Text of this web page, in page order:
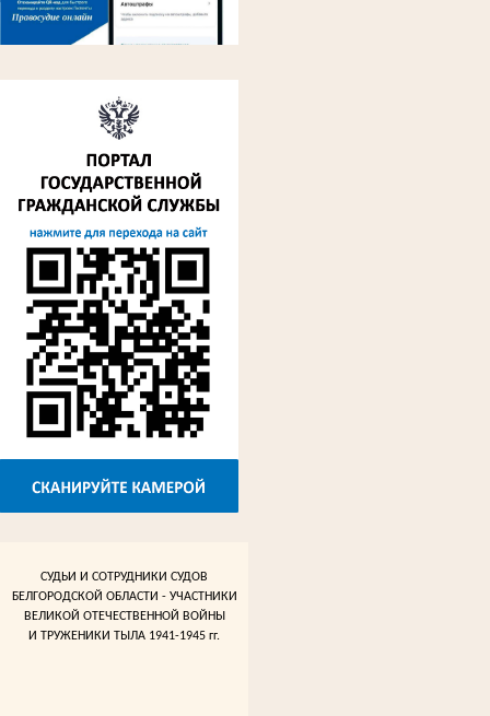
СУДЬИ И СОТРУДНИКИ СУДОВ
БЕЛГОРОДСКОЙ ОБЛАСТИ - УЧАСТНИКИ
ВЕЛИКОЙ ОТЕЧЕСТВЕННОЙ ВОЙНЫ
И ТРУЖЕНИКИ ТЫЛА 1941-1945 гг.